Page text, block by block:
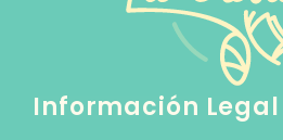
Información Legal